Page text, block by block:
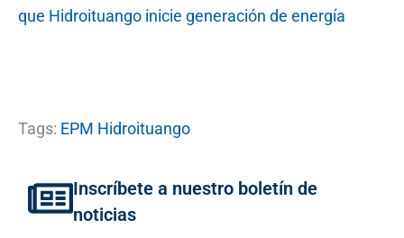
que Hidroituango inicie generación de energía
Tags: EPM Hidroituango
Inscríbete a nuestro boletín de
noticias